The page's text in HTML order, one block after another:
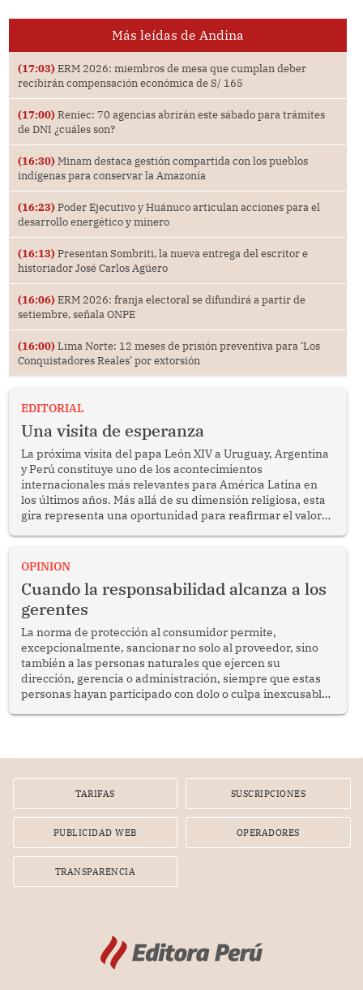
Más leídas de Andina
(17:03) ERM 2026: miembros de mesa que cumplan deber
recibirán compensación económica de S/ 165
(17:00) Reniec: 70 agencias abrirán este sábado para trámites
de DNI ¿cuáles son?
(16:30) Minam destaca gestión compartida con los pueblos
indígenas para conservar la Amazonía
(16:23) Poder Ejecutivo y Huánuco articulan acciones para el
desarrollo energético y minero
(16:13) Presentan Sombriti, la nueva entrega del escritor e
historiador José Carlos Agüero
(16:06) ERM 2026: franja electoral se difundirá a partir de
setiembre, señala ONPE
(16:00) Lima Norte: 12 meses de prisión preventiva para ‘Los
Conquistadores Reales’ por extorsión
EDITORIAL
Una visita de esperanza
La próxima visita del papa León XIV a Uruguay, Argentina
y Perú constituye uno de los acontecimientos
internacionales más relevantes para América Latina en
los últimos años. Más allá de su dimensión religiosa, esta
gira representa una oportunidad para reafirmar el valor
enfrenta desafíos en materia de desarrollo, cohesión
OPINION
Cuando la responsabilidad alcanza a los
gerentes
La norma de protección al consumidor permite,
excepcionalmente, sancionar no solo al proveedor, sino
también a las personas naturales que ejercen su
dirección, gerencia o administración, siempre que estas
personas hayan participado con dolo o culpa inexcusable
por la frustrada realización de un meet and greet con
TARIFAS SUSCRIPCIONES
PUBLICIDAD WEB OPERADORES
TRANSPARENCIA